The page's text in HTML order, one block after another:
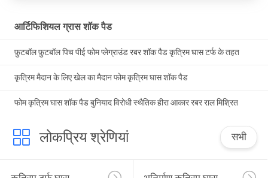
आर्टिफिशियल ग्रास शॉक पैड
फ़ुटबॉल फ़ुटबॉल पिच पीई फोम प्लेग्राउंड रबर शॉक पैड कृत्रिम घास टर्फ के तहत
कृत्रिम मैदान के लिए खेल का मैदान फोम कृत्रिम घास शॉक पैड
फोम कृत्रिम घास शॉक पैड बुनियाद विरोधी स्थैतिक हीरा आकार रबर राल मिश्रित
लोकप्रिय श्रेणियां सभी